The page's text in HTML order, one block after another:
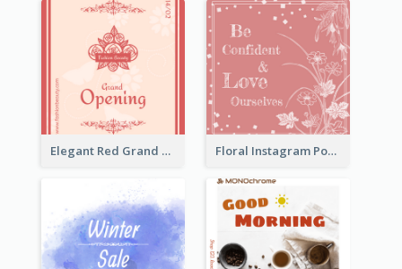
Elegant Red Grand Opening Instagram Post Floral Instagram Post With Slogan